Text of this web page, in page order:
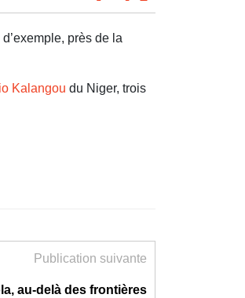
près de la
Kalangou du Niger, trois
Publication suivante
au-delà des frontières